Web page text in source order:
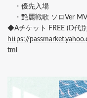
・優先入場
・艶麗戦歌 ソロVer
◆Aチケット FREE (D代
https://
tml